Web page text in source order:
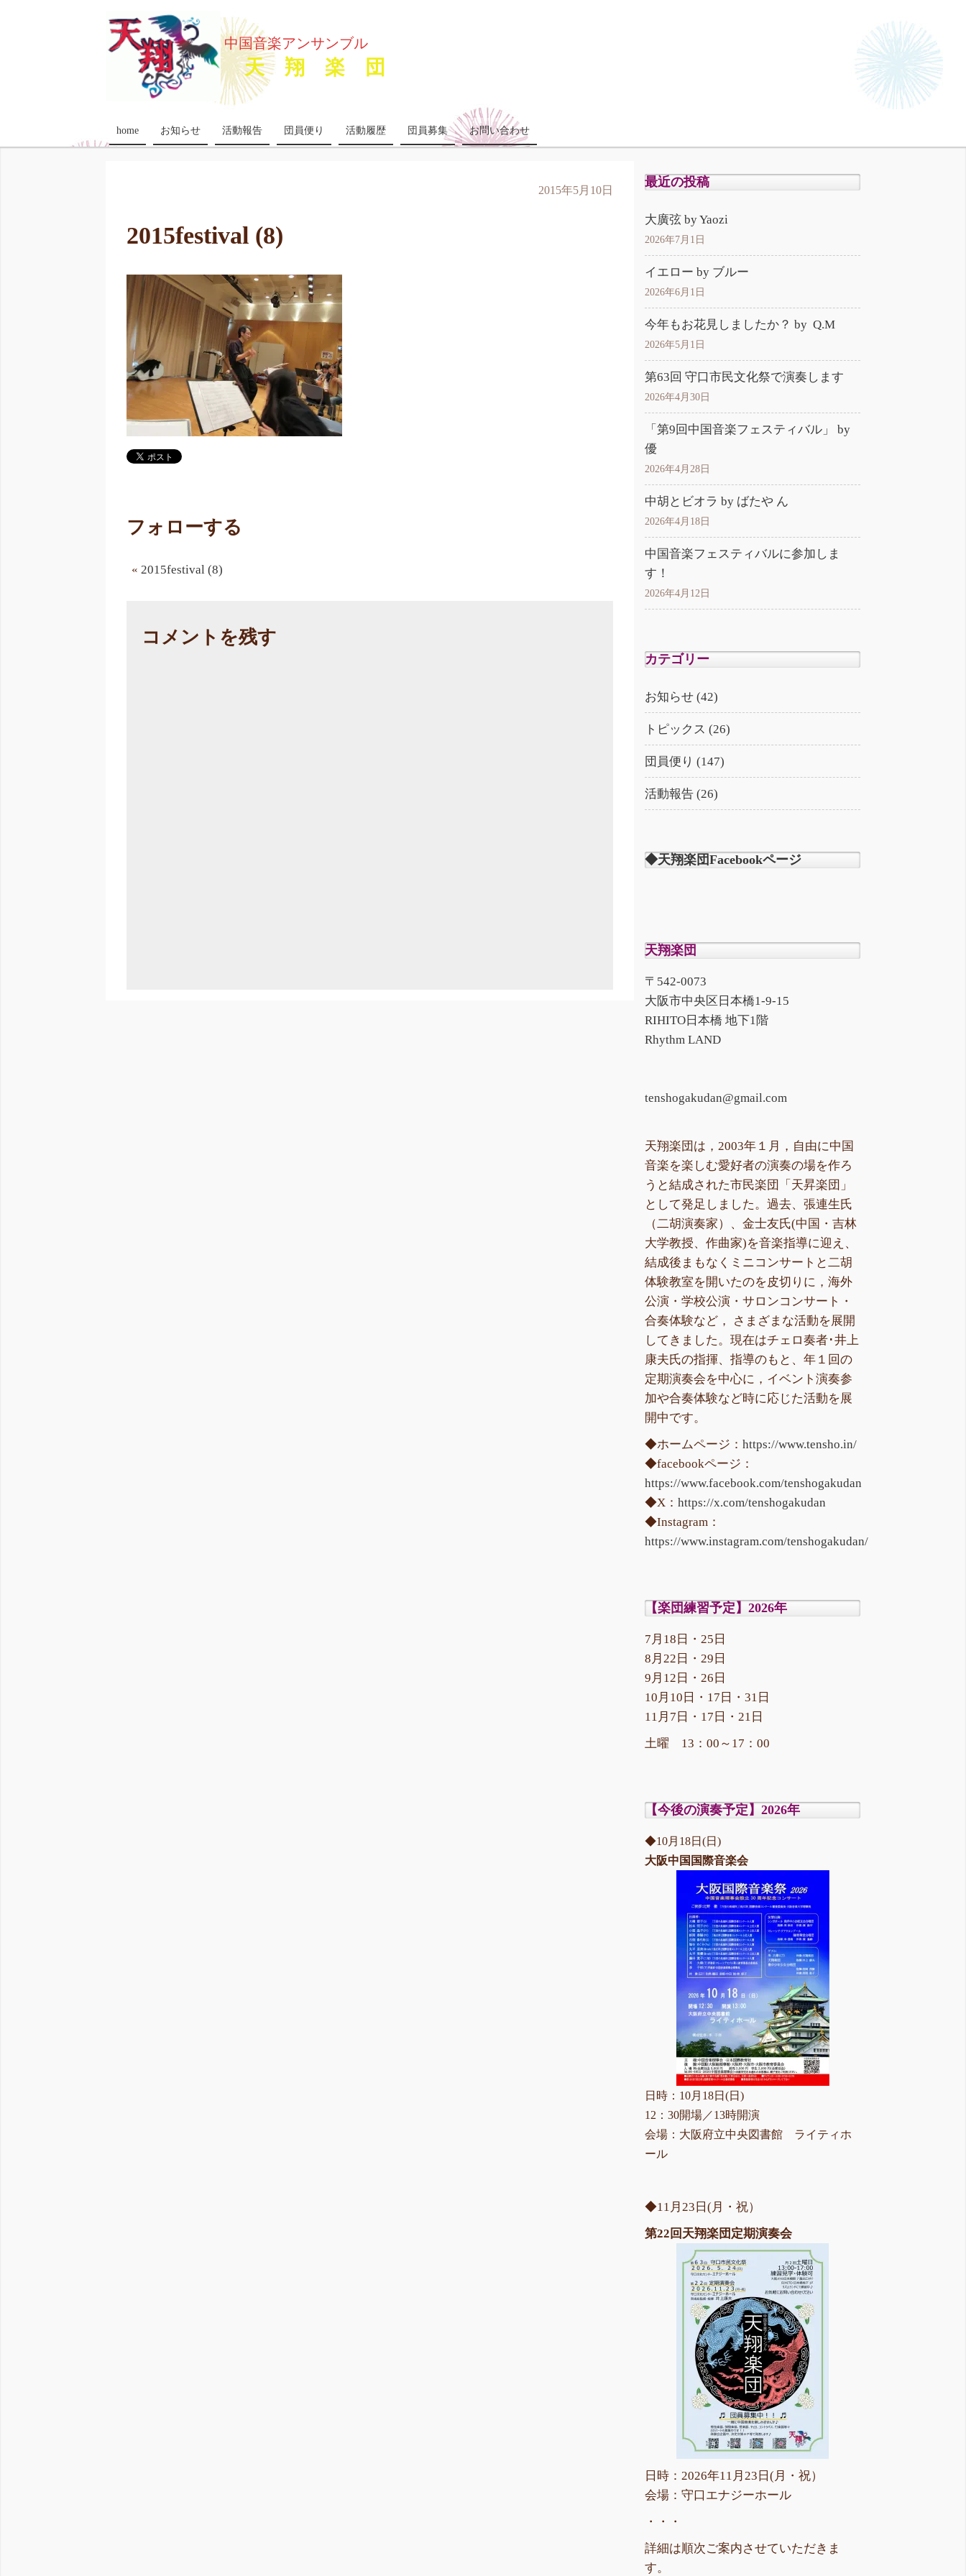
中国音楽アンサンブル
天 翔 楽 団
home お知らせ 活動報告 団員便り 活動履歴 団員募集 お問い合わせ
2015年5月10日
2015festival (8)
フォローする
«2015festival (8)
コメントを残す
最近の投稿
大廣弦 by Yaozi
2026年7月1日
イエロー by ブルー
2026年6月1日
今年もお花見しましたか？ by Q.M
2026年5月1日
第63回 守口市民文化祭で演奏します
2026年4月30日
「第9回中国音楽フェスティバル」 by
優
2026年4月28日
中胡とビオラ by ばたや ん
2026年4月18日
中国音楽フェスティバルに参加しま
す！
2026年4月12日
カテゴリー
お知らせ (42)
トピックス (26)
団員便り (147)
活動報告 (26)
◆天翔楽団Facebookページ
天翔楽団
〒542-0073
大阪市中央区日本橋1-9-15
RIHITO日本橋 地下1階
Rhythm LAND
tenshogakudan@gmail.com
天翔楽団は，2003年１月，自由に中国
音楽を楽しむ愛好者の演奏の場を作ろ
うと結成された市民楽団「天昇楽団」
として発足しました。過去、張連生氏
（二胡演奏家）、金士友氏(中国・吉林
大学教授、作曲家)を音楽指導に迎え、
結成後まもなくミニコンサートと二胡
体験教室を開いたのを皮切りに，海外
公演・学校公演・サロンコンサート・
合奏体験など， さまざまな活動を展開
してきました。現在はチェロ奏者･井上
康夫氏の指揮、指導のもと、年１回の
定期演奏会を中心に，イベント演奏参
加や合奏体験など時に応じた活動を展
開中です。
◆ホームページ： https://www.tensho.in/
◆facebookページ：
https://www.facebook.com/tenshogakudan
◆X： https://x.com/tenshogakudan
◆Instagram：
https://www.instagram.com/tenshogakudan/
【楽団練習予定】2026年
7月18日・25日
8月22日・29日
9月12日・26日
10月10日・17日・31日
11月7日・17日・21日
土曜 13：00～17：00
【今後の演奏予定】2026年
◆10月18日(日)
大阪中国国際音楽会
日時：10月18日(日)
12：30開場／13時開演
会場：大阪府立中央図書館 ライティホ
ール
◆11月23日(月・祝）
第22回天翔楽団定期演奏会
日時：2026年11月23日(月・祝）
会場：守口エナジーホール
・・・
詳細は順次ご案内させていただきま
す。